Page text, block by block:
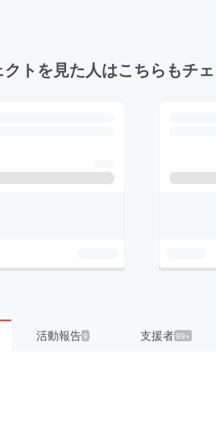
トを見た人はこちらもチ
活動報告9 支援者99+